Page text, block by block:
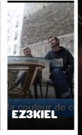
EZ3KIEL